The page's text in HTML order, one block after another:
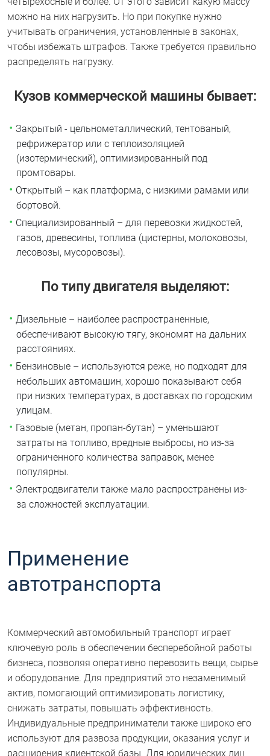
можно на них нагрузить. Но при покупке нужно
учитывать ограничения, установленные в законах,
чтобы избежать штрафов. Также требуется правильно
распределять нагрузку.
Кузов коммерческой машины бывает:
Закрытый - цельнометаллический, тентованый,
рефрижератор или с теплоизоляцией
(изотермический), оптимизированный под
промтовары.
Открытый – как платформа, с низкими рамами или
бортовой.
Специализированный – для перевозки жидкостей,
газов, древесины, топлива (цистерны, молоковозы,
лесовозы, мусоровозы).
По типу двигателя выделяют:
Дизельные – наиболее распространенные,
обеспечивают высокую тягу, экономят на дальних
расстояниях.
Бензиновые – используются реже, но подходят для
небольших автомашин, хорошо показывают себя
при низких температурах, в доставках по городским
улицам.
Газовые (метан, пропан-бутан) – уменьшают
затраты на топливо, вредные выбросы, но из-за
ограниченного количества заправок, менее
популярны.
Электродвигатели также мало распространены из-
за сложностей эксплуатации.
Применение
автотранспорта
Коммерческий автомобильный транспорт играет
ключевую роль в обеспечении бесперебойной работы
бизнеса, позволяя оперативно перевозить вещи, сырье
и оборудование. Для предприятий это незаменимый
актив, помогающий оптимизировать логистику,
снижать затраты, повышать эффективность.
Индивидуальные предприниматели также широко его
используют для развоза продукции, оказания услуг и
расширения клиентской базы. Для юридических лиц